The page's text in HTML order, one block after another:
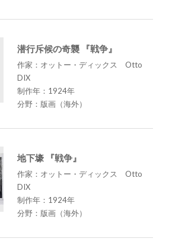
潜行斥候の奇襲 『戦争』
作家：オットー・ディックス Otto
DIX
制作年：1924年
分野：版画（海外）
地下壕 『戦争』
作家：オットー・ディックス Otto
DIX
制作年：1924年
分野：版画（海外）